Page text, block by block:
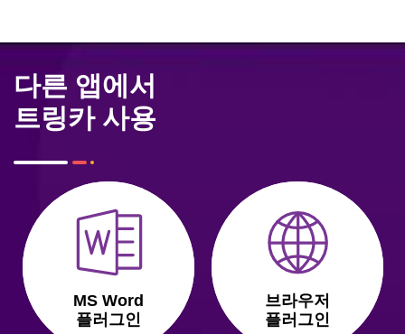
다른 앱에서
트링카 사용
MS Word
플러그인
브라우저
플러그인